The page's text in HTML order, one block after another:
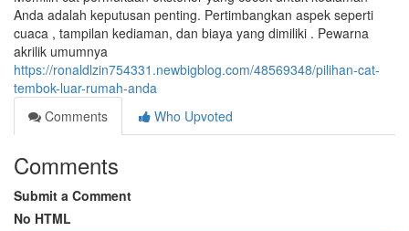
Anda adalah keputusan penting. Pertimbangkan aspek seperti
cuaca , tampilan kediaman, dan biaya yang dimiliki . Pewarna
akrilik umumnya
https://ronaldlzin754331.newbigblog.com/48569348/pilihan-cat-
tembok-luar-rumah-anda
Comments
Who Upvoted
Comments
Submit a Comment
No HTML